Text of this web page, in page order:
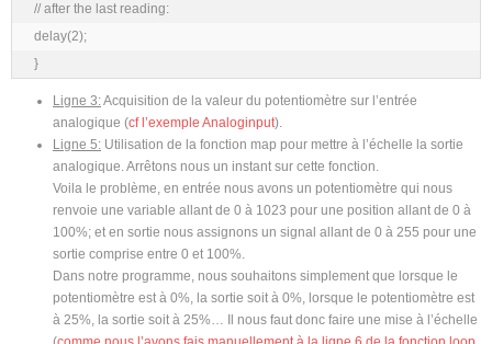
// after the last reading:
delay(2);
}
Ligne 3:Acquisition de la valeur du potentiomètre sur l’entrée
analogique (cf l’exemple Analoginput).
Ligne 5: Utilisation de la fonction map pour mettre à l’échelle la sortie
analogique. Arrêtons nous un instant sur cette fonction.
Voila le problème, en entrée nous avons un potentiomètre qui nous
renvoie une variable allant de 0 à 1023 pour une position allant de 0 à
100%; et en sortie nous assignons un signal allant de 0 à 255 pour une
sortie comprise entre 0 et 100%.
Dans notre programme, nous souhaitons simplement que lorsque le
potentiomètre est à 0%, la sortie soit à 0%, lorsque le potentiomètre est
à 25%, la sortie soit à 25%… Il nous faut donc faire une mise à l’échelle